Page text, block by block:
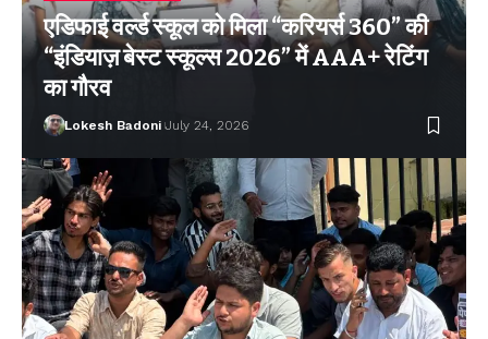
एडिफाई वर्ल्ड स्कूल को मिला “करियर्स 360” की
“इंडियाज़ बेस्ट स्कूल्स 2026” में AAA+ रेटिंग
का गौरव
Lokesh Badoni July 24, 2026